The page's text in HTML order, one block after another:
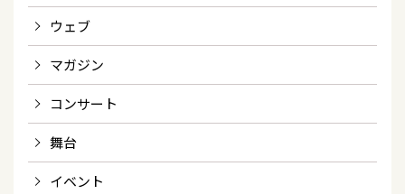
ウェブ
マガジン
コンサート
舞台
イベント